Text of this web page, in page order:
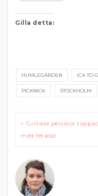
Gilla detta:
HUMLEGÅRDEN ICA TO
PICKNICK STOCKHOLM
< Grillade persikor
med fetaost